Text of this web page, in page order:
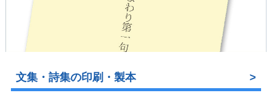
文集・詩集の印刷・製本